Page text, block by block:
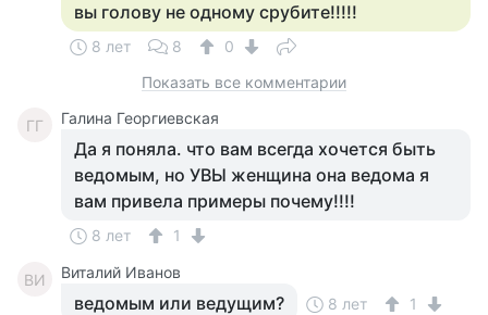
вы голову не одному срубите!!!!!
8 лет 8
0
Показать все комментарии
ГГ Галина Георгиевская
Да я поняла. что вам всегда хочется быть
ведомым, но УВЫ женщина она ведома я
вам привела примеры почему!!!!
8 лет 1
ВИ Виталий Иванов
ведомым или ведущим? 8 лет 1